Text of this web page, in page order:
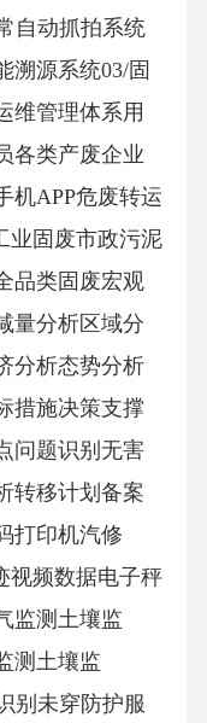
自动抓拍系统
溯源系统03/固
维管理体系用
各类产废企业
机APP危废转运
业固废市政污泥
品类固废宏观
量分析区域分
分析态势分析
措施决策支撑
问题识别无害
转移计划备案
打印机汽修
频数据电子秤
监测土壤监
测土壤监
别未穿防护服